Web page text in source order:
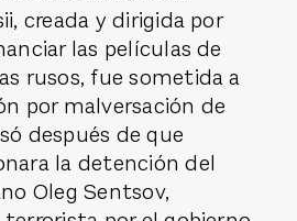
creada y dirigida por
las películas de
rusos, fue sometida a
por malversación de
después de que
la detención del
Oleg Sentsov,